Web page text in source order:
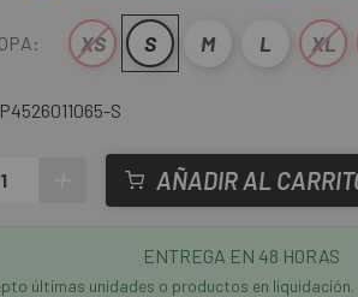
XS S M L XL
S
AÑADIR AL
ENTREGA EN 48 HORAS
últimas unidades o productos en